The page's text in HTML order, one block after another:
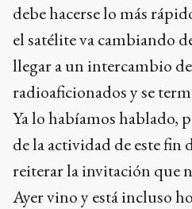
debe hacerse lo más
el satélite va cambiando
llegar a un intercambio
radioaficionados y se
Ya lo habíamos hablado,
de la actividad de este fin
reiterar la invitación que
Ayer vino y está incluso